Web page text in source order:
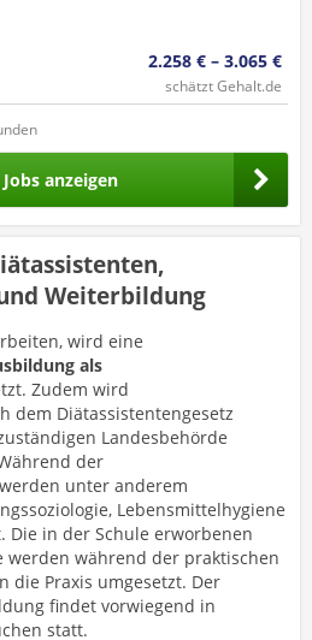
2.258 € – 3.065 €
schätzt Gehalt.de
anzeigen
Weiterbildung
wird eine
als
Zudem wird
dem Diätassistentengesetz
Landesbehörde
der
werden unter anderem
Lebensmittelhygiene
Die in der Schule erworbenen
werden während der praktischen
die Praxis umgesetzt. Der
findet vorwiegend in
statt.